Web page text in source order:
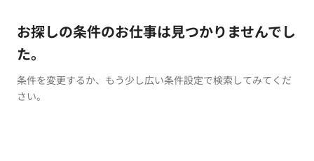
お探しの条件のお仕事は見つかりませんでし
た。
条件を変更するか、もう少し広い条件設定で検索してみてくだ
さい。